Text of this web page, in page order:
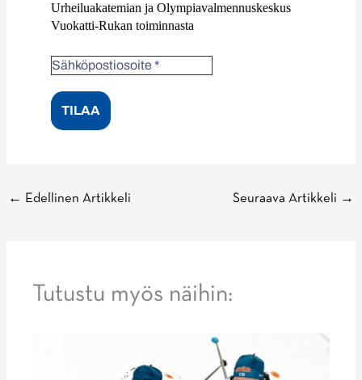
Urheiluakatemian ja Olympiavalmennuskeskus
Vuokatti-Rukan toiminnasta
← Edellinen Artikkeli Seuraava Artikkeli →
Tutustu myös näihin: